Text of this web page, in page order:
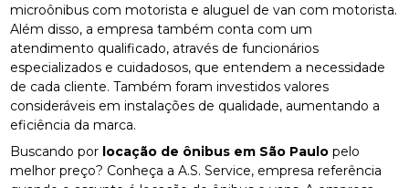
microônibus com motorista e aluguel de van com motorista.
Além disso, a empresa também conta com um
atendimento qualificado, através de funcionários
especializados e cuidadosos, que entendem a necessidade
de cada cliente. Também foram investidos valores
consideráveis em instalações de qualidade, aumentando a
eficiência da marca.
Buscando por locação de ônibus em São Paulo pelo
melhor preço? Conheça a A.S. Service, empresa referência